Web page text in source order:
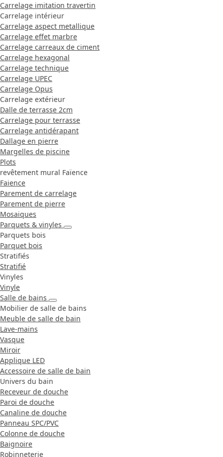
Carrelage imitation travertin
Carrelage intérieur
Carrelage aspect metallique
Carrelage effet marbre
Carrelage carreaux de ciment
Carrelage hexagonal
Carrelage technique
Carrelage UPEC
Carrelage Opus
Carrelage extérieur
Dalle de terrasse 2cm
Carrelage pour terrasse
Carrelage antidérapant
Dallage en pierre
Margelles de piscine
Plots
revêtement mural Faïence
Faience
Parement de carrelage
Parement de pierre
Mosaiques
Parquets & vinyles
Parquets bois
Parquet bois
Stratifiés
Stratifié
Vinyles
Vinyle
Salle de bains
Mobilier de salle de bains
Meuble de salle de bain
Lave-mains
Vasque
Miroir
Applique LED
Accessoire de salle de bain
Univers du bain
Receveur de douche
Paroi de douche
Canaline de douche
Panneau SPC/PVC
Colonne de douche
Baignoire
Robinneterie